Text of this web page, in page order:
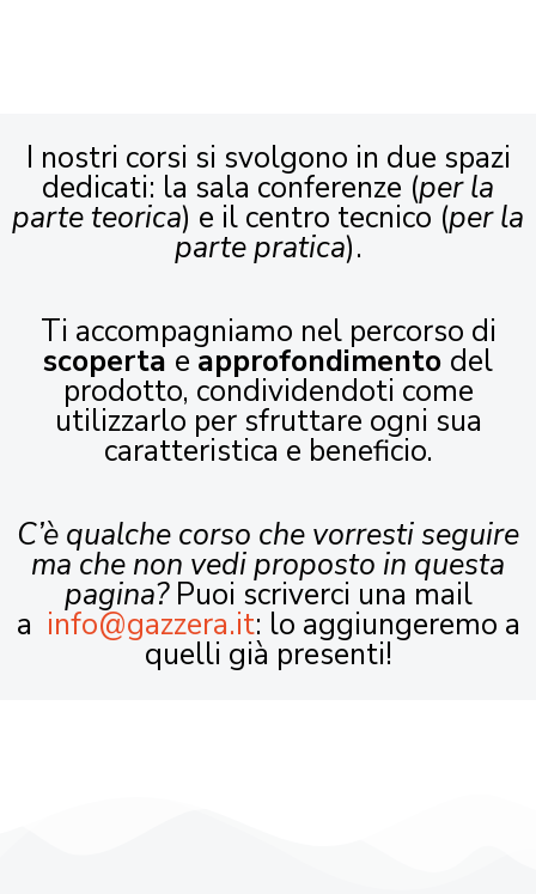
I nostri corsi si svolgono in due spazi
dedicati: la sala conferenze (per la
parte teorica) e il centro tecnico (per la
parte pratica).
Ti accompagniamo nel percorso di
scoperta e approfondimento del
prodotto, condividendoti come
utilizzarlo per sfruttare ogni sua
caratteristica e beneficio.
C’è qualche corso che vorresti seguire
ma che non vedi proposto in questa
pagina?Puoi scriverci una mail
a info@gazzera.it: lo aggiungeremo a
quelli già presenti!